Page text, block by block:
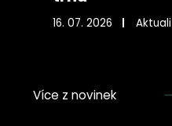
16. 07. 2026
Více z novinek